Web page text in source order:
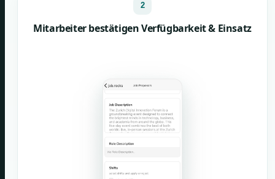
2
Mitarbeiter bestätigen Verfügbarkeit & Einsatz